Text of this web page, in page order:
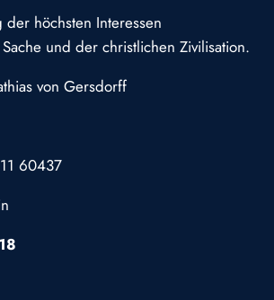
höchsten Interessen
und der christlichen Zivilisation.
von Gersdorff
60437